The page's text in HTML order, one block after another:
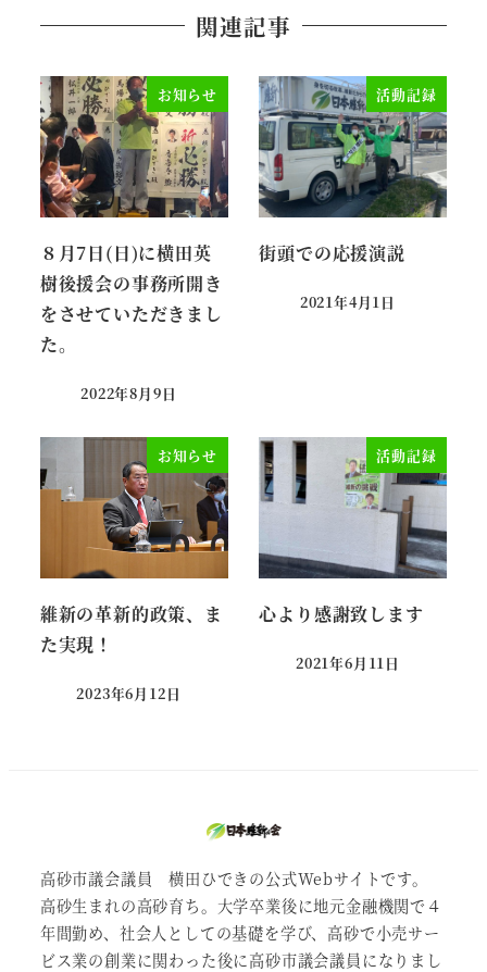
関連記事
お知らせ
８月7日(日)に横田英
樹後援会の事務所開き
をさせていただきまし
た。
投稿日
2022年8月9日
活動記録
街頭での応援演説
投稿日
2021年4月1日
お知らせ
維新の革新的政策、ま
た実現！
投稿日
2023年6月12日
活動記録
心より感謝致します
投稿日
2021年6月11日
高砂市議会議員 横田ひできの公式Webサイトです。
高砂生まれの高砂育ち。大学卒業後に地元金融機関で４
年間勤め、社会人としての基礎を学び、高砂で小売サー
ビス業の創業に関わった後に高砂市議会議員になりまし